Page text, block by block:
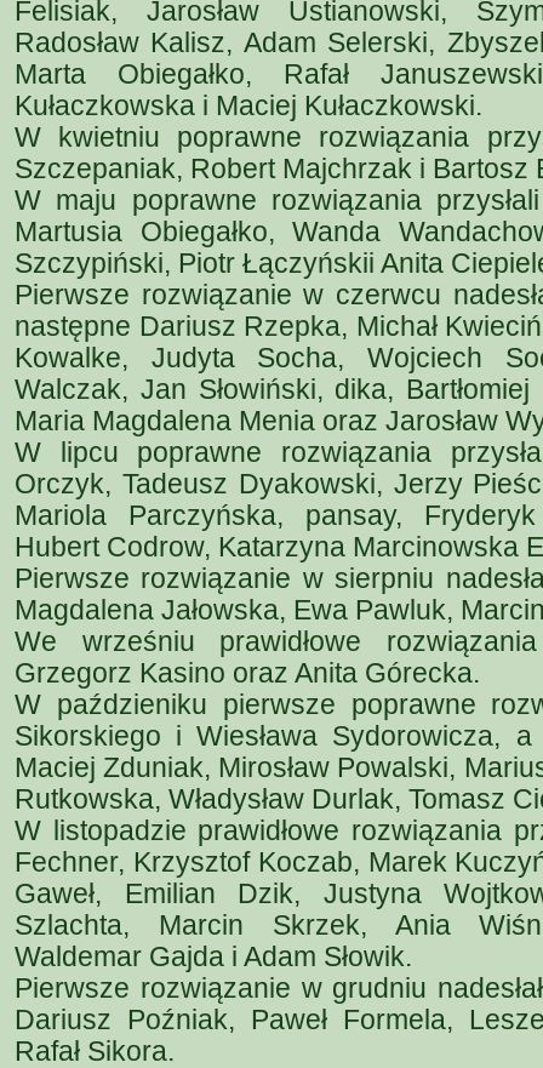
Felisiak, Jarosław Ustianowski,
Radosław Kalisz, Adam Selerski,
Marta Obiegałko, Rafał
Kułaczkowska i Maciej Kułaczkowski.
W kwietniu poprawne rozwiązania
Szczepaniak, Robert Majchrzak i Bartosz
W maju poprawne rozwiązania
Martusia Obiegałko, Wanda
Szczypiński, Piotr Łączyńskii Anita
Pierwsze rozwiązanie w czerwcu
następne Dariusz Rzepka, Michał
Kowalke, Judyta Socha, Wojciech
Walczak, Jan Słowiński, dika,
Maria Magdalena Menia oraz Jarosław
W lipcu poprawne rozwiązania
Orczyk, Tadeusz Dyakowski, Jerzy
Mariola Parczyńska, pansay,
Hubert Codrow, Katarzyna Marcinowska
Pierwsze rozwiązanie w sierpniu
Magdalena Jałowska, Ewa Pawluk,
We wrześniu prawidłowe
Grzegorz Kasino oraz Anita Górecka.
W paździeniku pierwsze poprawne
Sikorskiego i Wiesława Sydorowicza,
Maciej Zduniak, Mirosław Powalski,
Rutkowska, Władysław Durlak, Tomasz
W listopadzie prawidłowe rozwiązania
Fechner, Krzysztof Koczab, Marek
Gaweł, Emilian Dzik, Justyna
Szlachta, Marcin Skrzek, Ania
Waldemar Gajda i Adam Słowik.
Pierwsze rozwiązanie w grudniu
Dariusz Poźniak, Paweł Formela,
Rafał Sikora.